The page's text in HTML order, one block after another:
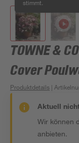
stimmt.
TOWNE &
Cover
Produktdetails |
Aktuell
Wir können
anbieten.